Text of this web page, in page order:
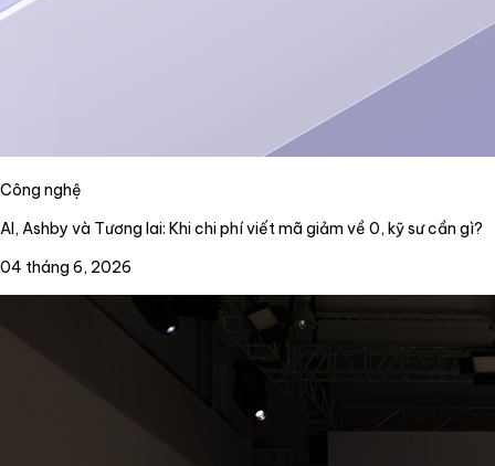
Công nghệ
AI, Ashby và Tương lai: Khi chi phí viết mã giảm về 0, kỹ sư cần gì?
04 tháng 6, 2026